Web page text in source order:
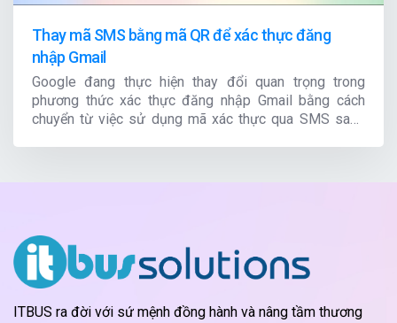
Thay mã SMS bằng mã QR để xác thực đăng
nhập Gmail
Google đang thực hiện thay đổi quan trọng trong
phương thức xác thực đăng nhập Gmail bằng cách
chuyển từ việc sử dụng mã xác thực qua SMS sang
ITBUS ra đời với sứ mệnh đồng hành và nâng tầm thương